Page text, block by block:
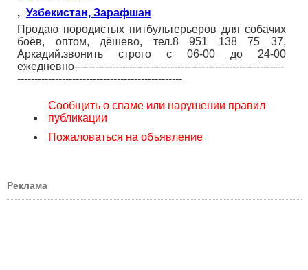
, Узбекистан, Зарафшан
Продаю породистых питбультерьеров для собачих
боёв, оптом, дёшево, тел.8 951 138 75 37,
Аркадий.звонить строго с 06-00 до 24-00
ежедневно-------------------------------------------------------------
------------------------------------------------
Сообщить о спаме или нарушении правил
публикации
Пожаловаться на объявление
Реклама